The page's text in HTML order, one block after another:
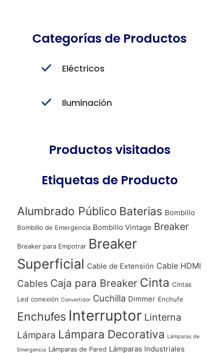
Categorías de Productos
Eléctricos
Iluminación
Productos visitados
Etiquetas de Producto
Alumbrado Público Baterias Bombillo
Bombillo de Emergencia Bombillo Vintage Breaker
Breaker para Empotrar Breaker
Superficial Cable de Extensión Cable HDMI
Cables Caja para Breaker Cinta Cintas
Led conexión Convertidor Cuchilla Dimmer Enchufe
Enchufes Interruptor Linterna
Lámpara Lámpara Decorativa Lámparas de
Emergencia Lámparas de Pared Lámparas Industriales